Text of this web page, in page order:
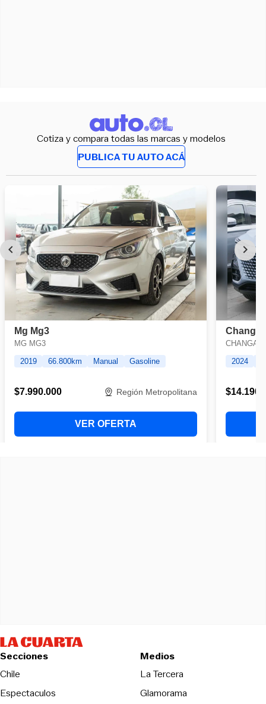
Cotiza y compara todas las marcas y modelos
PUBLICA TU AUTO ACÁ
Secciones
Chile
Espectaculos
Medios
La TerceraOpens in new
Glamorama